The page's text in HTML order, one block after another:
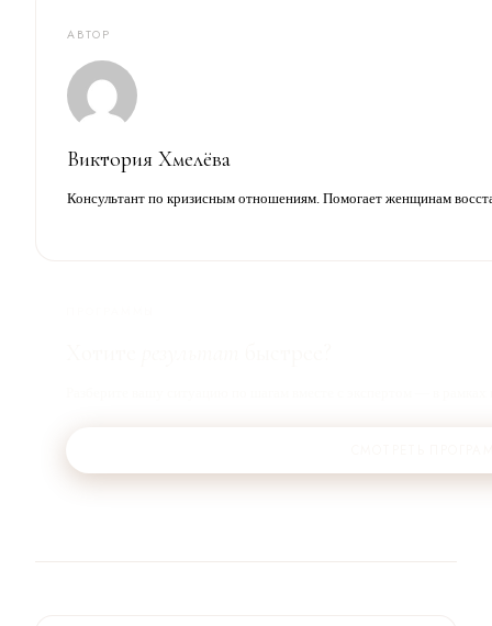
АВТОР
Виктория Хмелёва
Консультант по кризисным отношениям. Помогает женщинам